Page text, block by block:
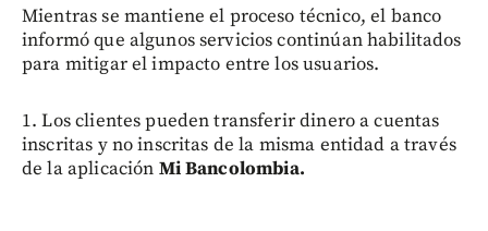
Mientras se mantiene el proceso técnico, el banco
informó que algunos servicios continúan habilitados
para mitigar el impacto entre los usuarios.
1. Los clientes pueden transferir dinero a cuentas
inscritas y no inscritas de la misma entidad a través
de la aplicación Mi Bancolombia.